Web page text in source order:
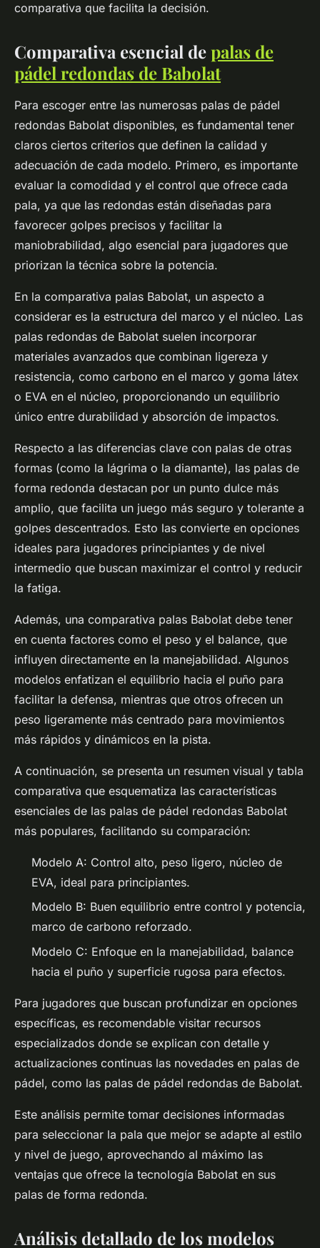
comparativa que facilita la decisión.
Comparativa esencial depalas de
pádel redondas de Babolat
Para escoger entre las numerosas palas de pádel
redondas Babolat disponibles, es fundamental tener
claros ciertos criterios que definen la calidad y
adecuación de cada modelo. Primero, es importante
evaluar la comodidad y el control que ofrece cada
pala, ya que las redondas están diseñadas para
favorecer golpes precisos y facilitar la
maniobrabilidad, algo esencial para jugadores que
priorizan la técnica sobre la potencia.
En la comparativa palas Babolat, un aspecto a
considerar es la estructura del marco y el núcleo. Las
palas redondas de Babolat suelen incorporar
materiales avanzados que combinan ligereza y
resistencia, como carbono en el marco y goma látex
o EVA en el núcleo, proporcionando un equilibrio
único entre durabilidad y absorción de impactos.
Respecto a las diferencias clave con palas de otras
formas (como la lágrima o la diamante), las palas de
forma redonda destacan por un punto dulce más
amplio, que facilita un juego más seguro y tolerante a
golpes descentrados. Esto las convierte en opciones
ideales para jugadores principiantes y de nivel
intermedio que buscan maximizar el control y reducir
la fatiga.
Además, una comparativa palas Babolat debe tener
en cuenta factores como el peso y el balance, que
influyen directamente en la manejabilidad. Algunos
modelos enfatizan el equilibrio hacia el puño para
facilitar la defensa, mientras que otros ofrecen un
peso ligeramente más centrado para movimientos
más rápidos y dinámicos en la pista.
A continuación, se presenta un resumen visual y tabla
comparativa que esquematiza las características
esenciales de las palas de pádel redondas Babolat
más populares, facilitando su comparación:
Modelo A: Control alto, peso ligero, núcleo de
EVA, ideal para principiantes.
Modelo B: Buen equilibrio entre control y potencia,
marco de carbono reforzado.
Modelo C: Enfoque en la manejabilidad, balance
hacia el puño y superficie rugosa para efectos.
Para jugadores que buscan profundizar en opciones
específicas, es recomendable visitar recursos
especializados donde se explican con detalle y
actualizaciones continuas las novedades en palas de
pádel, como las palas de pádel redondas de Babolat.
Este análisis permite tomar decisiones informadas
para seleccionar la pala que mejor se adapte al estilo
y nivel de juego, aprovechando al máximo las
ventajas que ofrece la tecnología Babolat en sus
palas de forma redonda.
Análisis detallado de los modelos